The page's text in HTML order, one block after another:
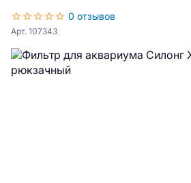
0 отзывов
Арт. 107343